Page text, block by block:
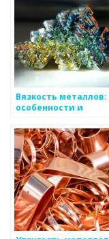
Вязкость металлов:
особенности и